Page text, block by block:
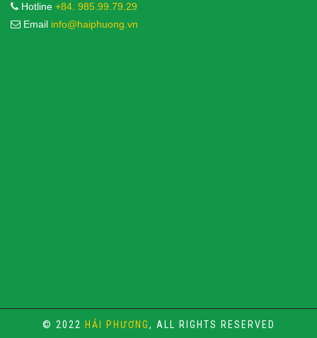
Hotline +84. 985.99.79.29
Email info@haiphuong.vn
© 2022 HẢI PHƯƠNG, ALL RIGHTS RESERVED